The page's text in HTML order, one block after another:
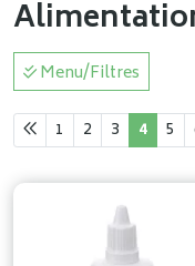
Menu/Filtres
1 2 3 4 5